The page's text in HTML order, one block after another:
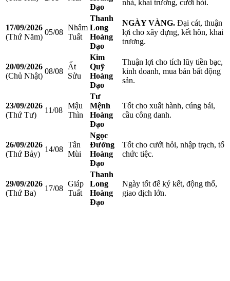
Đạo
nhà, khai trương, cưới hỏi.
17/09/2026
(Thứ Năm)
05/08
Nhâm
Tuất
Thanh
Long
Hoàng
Đạo
NGÀY VÀNG. Đại cát, thuận
lợi cho xây dựng, kết hôn, khai
trương.
20/09/2026
(Chủ Nhật)
08/08
Ất
Sửu
Kim
Quỹ
Hoàng
Đạo
Thuận lợi cho tích lũy tiền bạc,
kinh doanh, mua bán bất động
sản.
23/09/2026
(Thứ Tư)
11/08
Mậu
Thìn
Tư
Mệnh
Hoàng
Đạo
Tốt cho xuất hành, cúng bái,
cầu công danh.
26/09/2026
(Thứ Bảy)
14/08
Tân
Mùi
Ngọc
Đường
Hoàng
Đạo
Tốt cho cưới hỏi, nhập trạch, tổ
chức tiệc.
29/09/2026
(Thứ Ba)
17/08
Giáp
Tuất
Thanh
Long
Hoàng
Đạo
Ngày tốt để ký kết, động thổ,
giao dịch lớn.